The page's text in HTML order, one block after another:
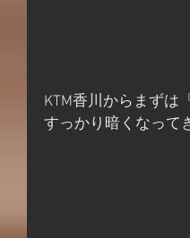
KTM香川からまずは
すっかり暗くなって